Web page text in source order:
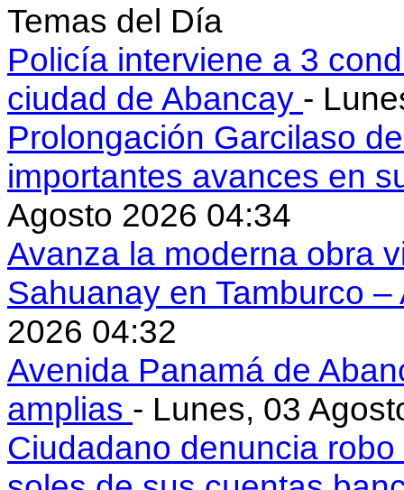
Temas del Día
Policía interviene a 3
ciudad de Abancay -
Prolongación Garcilaso
importantes avances en
Agosto 2026 04:34
Avanza la moderna obra
Sahuanay en Tamburco
2026 04:32
Avenida Panamá de
amplias - Lunes, 03
Ciudadano denuncia